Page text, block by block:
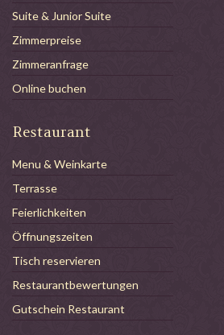
Suite & Junior Suite
Zimmerpreise
Zimmeranfrage
Online buchen
Restaurant
Menu & Weinkarte
Terrasse
Feierlichkeiten
Öffnungszeiten
Tisch reservieren
Restaurantbewertungen
Gutschein Restaurant